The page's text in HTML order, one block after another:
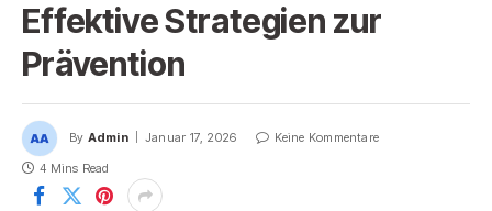
Effektive Strategien zur
Prävention
By Admin Januar 17, 2026
Keine Kommentare
4 Mins Read